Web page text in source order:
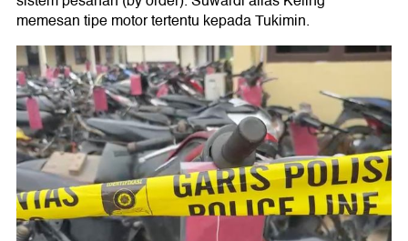
memesan tipe motor tertentu kepada Tukimin.